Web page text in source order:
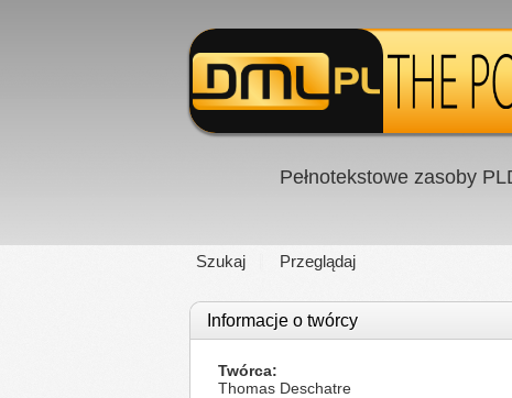
Pełnotekstowe zasoby
Szukaj Przeglądaj
Informacje o twórcy
Twórca
Thomas Deschatre